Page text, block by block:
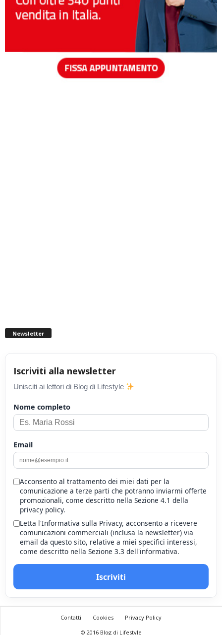
Newsletter
Iscriviti alla newsletter
Unisciti ai lettori di Blog di Lifestyle
Nome completo
Email
Acconsento al trattamento dei miei dati per la
comunicazione a terze parti che potranno inviarmi offerte
promozionali, come descritto nella Sezione 4.1 della
privacy policy.
Letta l'Informativa sulla Privacy, acconsento a ricevere
comunicazioni commerciali (inclusa la newsletter) via
email da questo sito, relative a miei specifici interessi,
come descritto nella Sezione 3.3 dell'informativa.
Iscriviti
Contatti Cookies
Privacy Policy
© 2016 Blog di Lifestyle